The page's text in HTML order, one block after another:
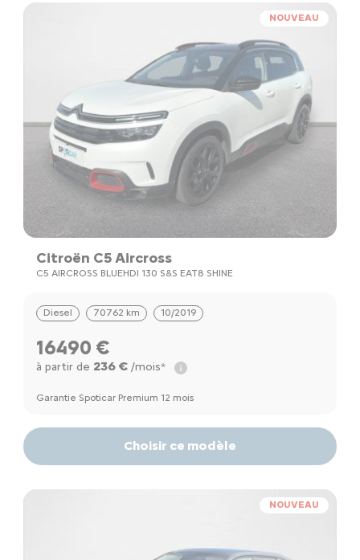
NOUVEAU
Citroën C5 Aircross
C5 AIRCROSS BLUEHDI 130 S&S EAT8 SHINE
Diesel 70762 km 10/2019
16490 €
à partir de 236 €/mois*
Garantie Spoticar Premium 12 mois
Choisir ce modèle
NOUVEAU